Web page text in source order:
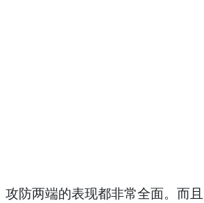
防两端的表现都非常全面。而